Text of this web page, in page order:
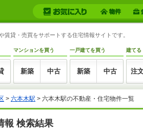
貸・売買をサポートする住宅情報サイトです。
マンションを買う
新築 中古
一戸建てを買う
新築 中古
建てる
注
> 六本木駅 > 六本木駅の不動産・住宅物件一覧
報 検索結果